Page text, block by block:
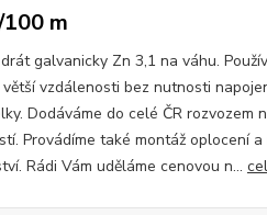
m
galvanicky Zn 3,1 na váhu.
vzdálenosti bez nutnosti
Dodáváme do celé ČR rozvozem
Provádíme také montáž oplocení
Rádi Vám uděláme cenovou n...